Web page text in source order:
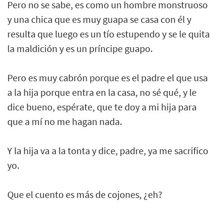
Pero no se sabe, es como un hombre monstruoso
y una chica que es muy guapa se casa con él y
resulta que luego es un tío estupendo y se le quita
la maldición y es un príncipe guapo.
Pero es muy cabrón porque es el padre el que usa
a la hija porque entra en la casa, no sé qué, y le
dice bueno, espérate, que te doy a mi hija para
que a mí no me hagan nada.
Y la hija va a la tonta y dice, padre, ya me sacrifico
yo.
Que el cuento es más de cojones, ¿eh?